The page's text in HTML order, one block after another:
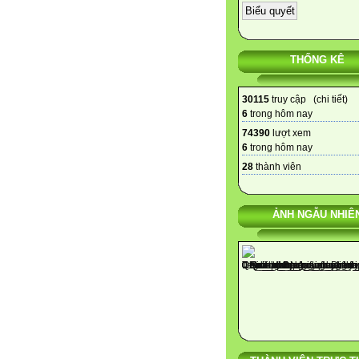
THỐNG KÊ
30115 truy cập (chi tiết)
6 trong hôm nay
74390 lượt xem
6 trong hôm nay
28 thành viên
ẢNH NGẪU